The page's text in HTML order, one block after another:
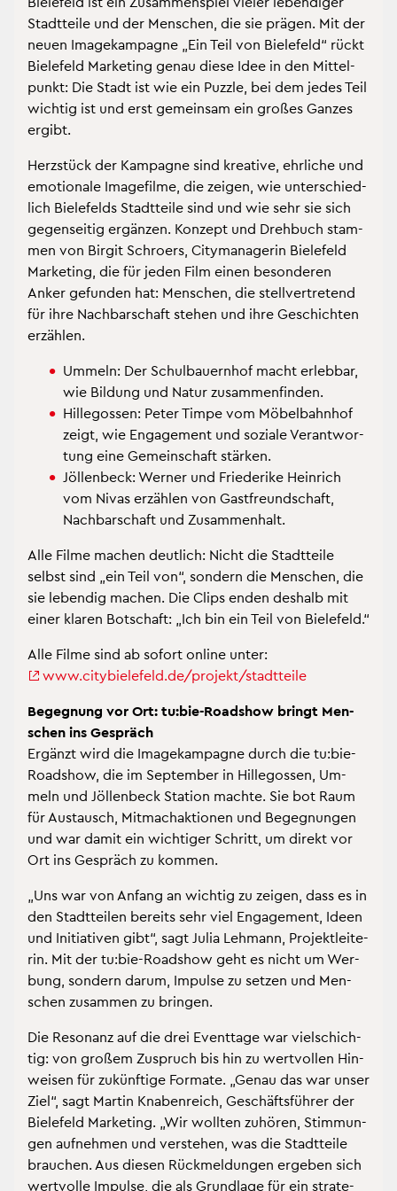
Stadt­tei­le und der Men­schen, die sie prä­gen. Mit der
neuen Image­kam­pa­gne „Ein Teil von Bie­le­feld“ rückt
Bie­le­feld Mar­ke­ting genau diese Idee in den Mit­tel­
punkt: Die Stadt ist wie ein Puz­zle, bei dem jedes Teil
wich­tig ist und erst ge­mein­sam ein gro­ßes Gan­zes
er­gibt.
Herz­stück der Kam­pa­gne sind krea­ti­ve, ehr­li­che und
emo­tio­na­le Image­fil­me, die zei­gen, wie un­ter­schied­
lich Bie­le­felds Stadt­tei­le sind und wie sehr sie sich
ge­gen­sei­tig er­gän­zen. Kon­zept und Dreh­buch stam­
men von Bir­git Schro­ers, Ci­ty­ma­na­ge­rin Bie­le­feld
Mar­ke­ting, die für jeden Film einen be­son­de­ren
Anker ge­fun­den hat: Men­schen, die stell­ver­tre­tend
für ihre Nach­bar­schaft ste­hen und ihre Ge­schich­ten
er­zäh­len.
Um­meln: Der Schul­bau­ern­hof macht er­leb­bar,
wie Bil­dung und Natur zu­sam­men­fin­den.
Hil­le­go­s­sen: Peter Timpe vom Mö­bel­bahn­hof
zeigt, wie En­ga­ge­ment und so­zia­le Ver­ant­wor­
tung eine Ge­mein­schaft stär­ken.
Jöl­len­beck: Wer­ner und Frie­de­ri­ke Hein­rich
vom Nivas er­zäh­len von Gast­freund­schaft,
Nach­bar­schaft und Zu­sam­men­halt.
Alle Filme ma­chen deut­lich: Nicht die Stadt­tei­le
selbst sind „ein Teil von“, son­dern die Men­schen, die
sie le­ben­dig ma­chen. Die Clips enden des­halb mit
einer kla­ren Bot­schaft: „Ich bin ein Teil von Bie­le­feld.“
Alle Filme sind ab so­fort on­line unter:
www.​cit​ybie​lefe​ld.​de/​projekt/​stadtteile
Be­geg­nung vor Ort: tu:bie-Road­show bringt Men­
schen ins Ge­spräch
Er­gänzt wird die Image­kam­pa­gne durch die tu:bie-
Road­show, die im Sep­tem­ber in Hil­le­go­s­sen, Um­
meln und Jöl­len­beck Sta­ti­on mach­te. Sie bot Raum
für Aus­tausch, Mit­mach­ak­tio­nen und Be­geg­nun­gen
und war damit ein wich­ti­ger Schritt, um di­rekt vor
Ort ins Ge­spräch zu kom­men.
„Uns war von An­fang an wich­tig zu zei­gen, dass es in
den Stadt­tei­len be­reits sehr viel En­ga­ge­ment, Ideen
und In­itia­ti­ven gibt“, sagt Julia Leh­mann, Pro­jekt­lei­te­
rin. Mit der tu:bie-Road­show geht es nicht um Wer­
bung, son­dern darum, Im­pul­se zu set­zen und Men­
schen zu­sam­men zu brin­gen.
Die Re­so­nanz auf die drei Event­ta­ge war viel­schich­
tig: von gro­ßem Zu­spruch bis hin zu wert­vol­len Hin­
wei­sen für zu­künf­ti­ge For­ma­te. „Genau das war unser
Ziel“, sagt Mar­tin Kna­ben­reich, Ge­schäfts­füh­rer der
Bie­le­feld Mar­ke­ting. „Wir woll­ten zu­hö­ren, Stim­mun­
gen auf­neh­men und ver­ste­hen, was die Stadt­tei­le
brau­chen. Aus die­sen Rück­mel­dun­gen er­ge­ben sich
wert­vol­le Im­pul­se, die als Grund­la­ge für ein stra­te­